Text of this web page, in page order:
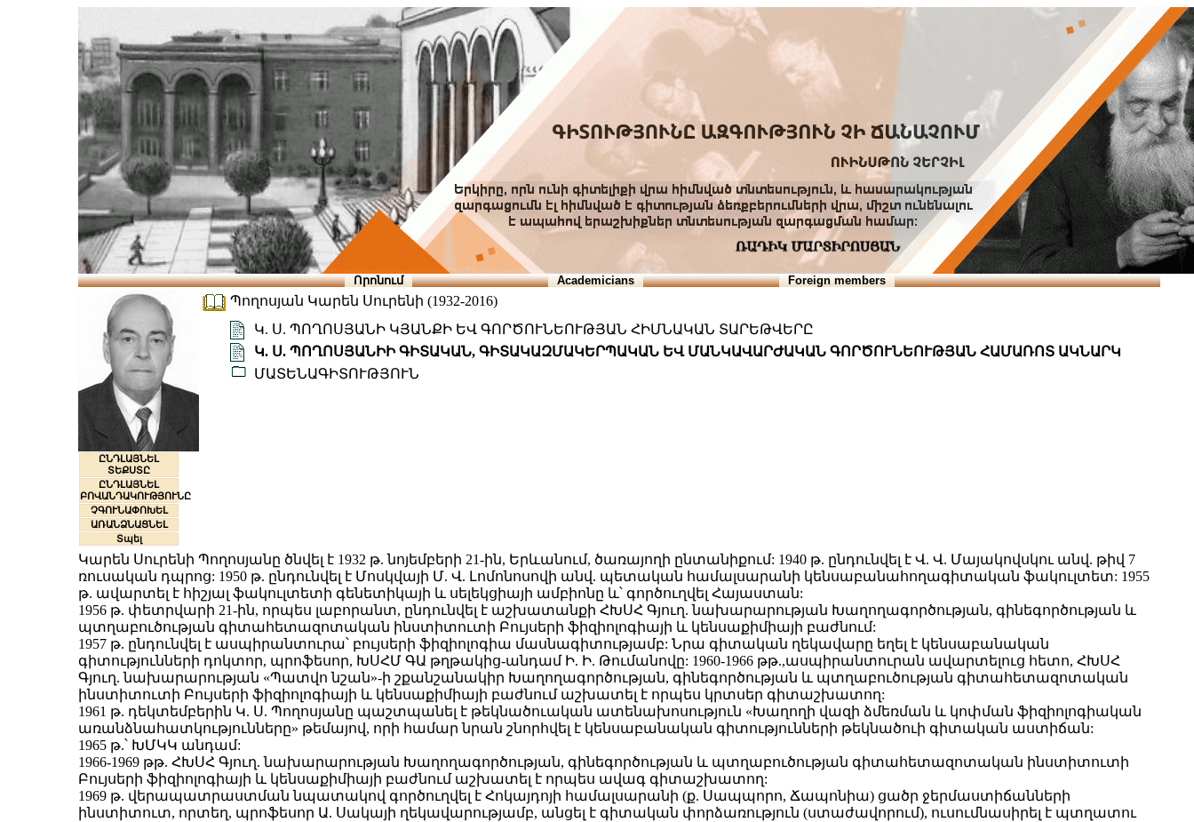
Տուն Օգնություն ՆԱԽԱՊԱՏՎՈՒԹՅՈՒՆՆԵՐ
Որոնում Academicians Foreign members
ԸՆԴԼԱՅՆԵԼ
ՏԵՔՍՏԸ
ԸՆԴԼԱՅՆԵԼ
ԲՈՎԱՆԴԱԿՈՒԹՅՈՒՆԸ
ՉԳՈՒՆԱՓՈԽԵԼ
ԱՌԱՆՁՆԱՑՆԵԼ
Տպել
Պողոսյան Կարեն Սուրենի (1932-2016)
Կ. Ս. ՊՈՂՈՍՅԱՆԻ ԿՅԱՆՔԻ ԵՎ ԳՈՐԾՈՒՆԵՈՒԹՅԱՆ ՀԻՄՆԱԿԱՆ ՏԱՐԵԹՎԵՐԸ
Կ. Ս. ՊՈՂՈՍՅԱՆԻԻ ԳԻՏԱԿԱՆ, ԳԻՏԱԿԱԶՄԱԿԵՐՊԱԿԱՆ ԵՎ ՄԱՆԿԱՎԱՐԺԱԿԱՆ ԳՈՐԾՈՒՆԵՈՒԹՅԱՆ ՀԱՄԱՌՈՏ ԱԿՆԱՐԿ
ՄԱՏԵՆԱԳԻՏՈՒԹՅՈՒՆ
Կարեն Սուրենի Պողոսյանը ծնվել է 1932 թ. նոյեմբերի 21-ին, Երևանում, ծառայողի ընտանիքում: 1940 թ. ընդունվել է Վ. Վ. Մայակովսկու անվ. թիվ 7
ռուսական դպրոց: 1950 թ. ընդունվել է Մոսկվայի Մ. Վ. Լոմոնոսովի անվ. պետական համալսարանի կենսաբանահողագիտական ֆակուլտետ: 1955
թ. ավարտել է հիշյալ ֆակուլտետի գենետիկայի և սելեկցիայի ամբիոնը և՝ գործուղվել Հայաստան:
1956 թ. փետրվարի 21-ին, որպես լաբորանտ, ընդունվել է աշխատանքի ՀԽՍՀ Գյուղ. նախարարության Խաղողագործության, գինեգործության և
պտղաբուծության գիտահետազոտական ինստիտուտի Բույսերի ֆիզիոլոգիայի և կենսաքիմիայի բաժնում:
1957 թ. ընդունվել է ասպիրանտուրա՝ բույսերի ֆիզիոլոգիա մասնագիտությամբ: Նրա գիտական ղեկավարը եղել է կենսաբանական
գիտությունների դոկտոր, պրոֆեսոր, ԽՍՀՄ ԳԱ թղթակից-անդամ Ի. Ի. Թումանովը: 1960-1966 թթ.,ասպիրանտուրան ավարտելուց հետո, ՀԽՍՀ
Գյուղ. նախարարության «Պատվո նշան»-ի շքանշանակիր Խաղողագործության, գինեգործության և պտղաբուծության գիտահետազոտական
ինստիտուտի Բույսերի ֆիզիոլոգիայի և կենսաքիմիայի բաժնում աշխատել է որպես կրտսեր գիտաշխատող:
1961 թ. դեկտեմբերին Կ. Ս. Պողոսյանը պաշտպանել է թեկնածուական ատենախոսություն «Խաղողի վազի ձմեռման և կոփման ֆիզիոլոգիական
առանձնահատկությունները» թեմայով, որի համար նրան շնորհվել է կենսաբանական գիտությունների թեկնածուի գիտական աստիճան:
1965 թ.՝ ԽՄԿԿ անդամ:
1966-1969 թթ. ՀԽՍՀ Գյուղ. նախարարության Խաղողագործության, գինեգործության և պտղաբուծության գիտահետազոտական ինստիտուտի
Բույսերի ֆիզիոլոգիայի և կենսաքիմիայի բաժնում աշխատել է որպես ավագ գիտաշխատող:
1969 թ. վերապատրաստման նպատակով գործուղվել է Հոկայդոյի համալսարանի (ք. Սապպորո, Ճապոնիա) ցածր ջերմաստիճանների
ինստիտուտ, որտեղ, պրոֆեսոր Ա. Սակայի ղեկավարությամբ, անցել է գիտական փորձառություն (ստաժավորում), ուսումնասիրել է պտղատու